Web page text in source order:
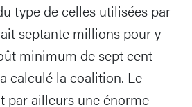
type de celles utilisées par
septante millions pour y
minimum de sept cent
calculé la coalition. Le
par ailleurs une énorme